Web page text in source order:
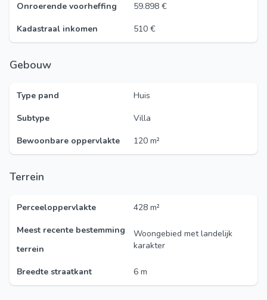
Onroerende voorheffing
59.898 €
Kadastraal inkomen
510 €
Gebouw
Type pand
Huis
Subtype
Villa
Bewoonbare oppervlakte
120 m²
Terrein
Perceeloppervlakte
428 m²
Meest recente bestemming
terrein
Woongebied met landelijk
karakter
Breedte straatkant 6 m